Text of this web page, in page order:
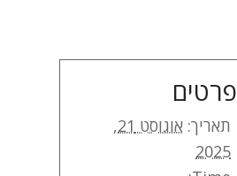
פרטים
תאריך:
אוגוסט 21,
2025